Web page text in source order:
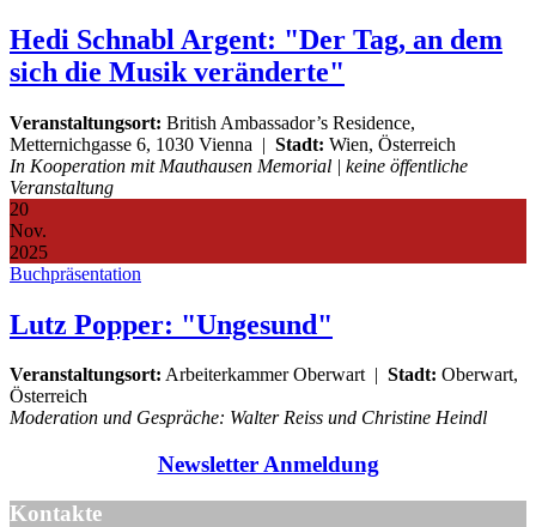
Hedi Schnabl Argent: "Der Tag, an dem
sich die Musik veränderte"
Veranstaltungsort: British Ambassador’s Residence,
Metternichgasse 6, 1030 Vienna | Stadt: Wien, Österreich
In Kooperation mit Mauthausen Memorial | keine öffentliche
Veranstaltung
20
Nov.
2025
Buchpräsentation
Lutz Popper: "Ungesund"
Veranstaltungsort: Arbeiterkammer Oberwart | Stadt: Oberwart,
Österreich
Moderation und Gespräche: Walter Reiss und Christine Heindl
Newsletter Anmeldung
Kontakte